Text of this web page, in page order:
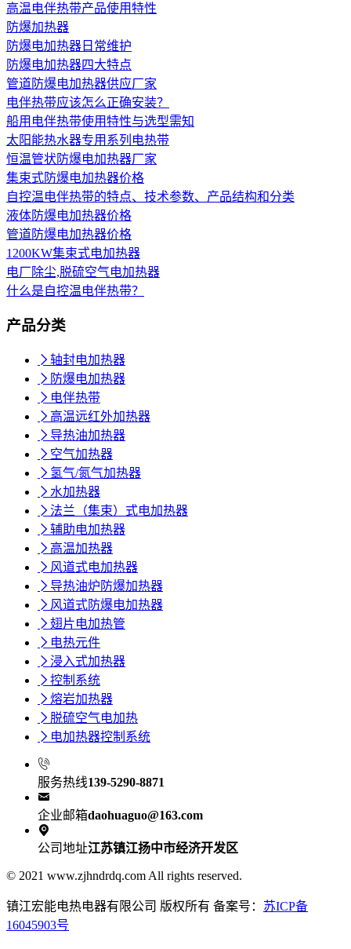
高温电伴热带产品使用特性
防爆加热器
防爆电加热器日常维护
防爆电加热器四大特点
管道防爆电加热器供应厂家
电伴热带应该怎么正确安装？
船用电伴热带使用特性与选型需知
太阳能热水器专用系列电热带
恒温管状防爆电加热器厂家
集束式防爆电加热器价格
自控温电伴热带的特点、技术参数、产品结构和分类
液体防爆电加热器价格
管道防爆电加热器价格
1200KW集束式电加热器
电厂除尘,脱硫空气电加热器
什么是自控温电伴热带？
产品分类
 轴封电加热器
 防爆电加热器
 电伴热带
 高温远红外加热器
 导热油加热器
 空气加热器
 氢气/氮气加热器
 水加热器
 法兰（集束）式电加热器
 辅助电加热器
 高温加热器
 风道式电加热器
 导热油炉防爆加热器
 风道式防爆电加热器
 翅片电加热管
 电热元件
 浸入式加热器
 控制系统
 熔岩加热器
 脱硫空气电加热
 电加热器控制系统

服务热线139-5290-8871

企业邮箱daohuaguo@163.com

公司地址江苏镇江扬中市经济开发区
© 2021 www.zjhndrdq.com All rights reserved.
镇江宏能电热电器有限公司 版权所有 备案号： 苏ICP备
16045903号